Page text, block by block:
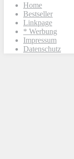
Home
Bestseller
Linkpage
* Werbung
Impressum
Datenschutz